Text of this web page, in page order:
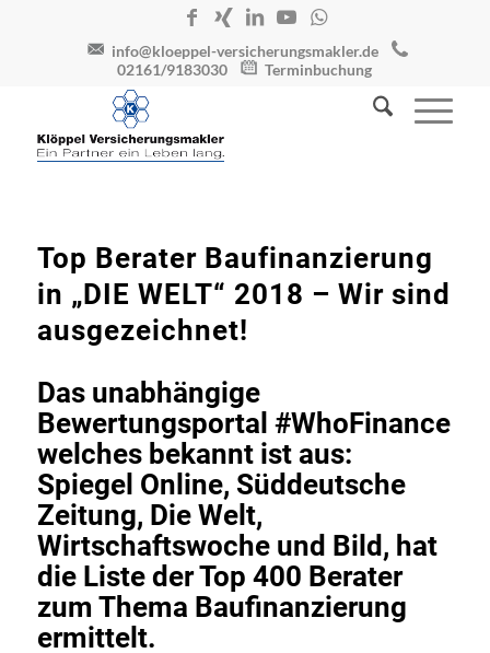
info@kloeppel-versicherungsmakler.de
02161/9183030
Terminbuchung
Top Berater Baufinanzierung
in „DIE WELT“ 2018 – Wir sind
ausgezeichnet!
Das unabhängige
Bewertungsportal #WhoFinance
welches bekannt ist aus:
Spiegel Online, Süddeutsche
Zeitung, Die Welt,
Wirtschaftswoche und Bild, hat
die Liste der Top 400 Berater
zum Thema Baufinanzierung
ermittelt.